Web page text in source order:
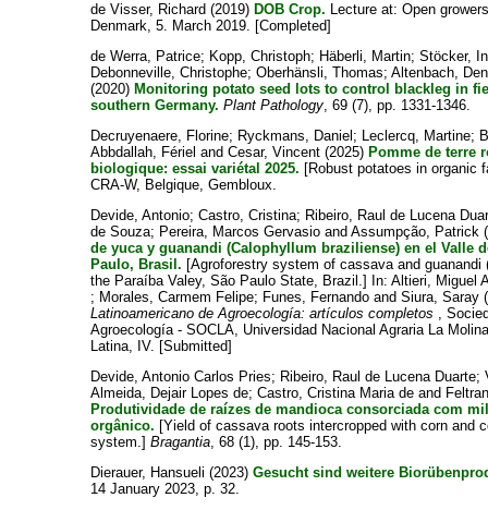
de Visser, Richard (2019) DOB Crop. Lecture at: Open
Denmark, 5. March 2019. [Completed]
de Werra, Patrice; Kopp, Christoph; Häberli, Martin;Stöcker,
Debonneville, Christophe;Oberhänsli, Thomas;Altenbach,
(2020) Monitoring potato seed lots to control blackleg in
southern Germany. Plant Pathology, 69 (7), pp. 1331-1346.
Decruyenaere, Florine; Ryckmans, Daniel ; Leclercq, Martine;
Abbdallah, Fériel andCesar, Vincent (2025) Pomme de terre
biologique: essai variétal 2025. [Robust potatoes in organic
CRA-W, Belgique, Gembloux.
Devide, Antonio;Castro, Cristina; Ribeiro, Raul de Lucena
de Souza; Pereira, Marcos Gervasio andAssumpção, Patrick
de yuca y guanandi (Calophyllum braziliense) en el Valle
Paulo, Brasil. [Agroforestry system of cassava and guanandi
the Paraíba Valey, São Paulo State, Brazil.] In:Altieri, Miguel
; Morales, Carmem Felipe; Funes, Fernando andSiura, Saray
Latinoamericano de Agroecología: artículos completos ,
Agroecología - SOCLA, Universidad Nacional Agraria La
Latina, IV. [Submitted]
Devide, Antonio Carlos Pries; Ribeiro, Raul de Lucena Duarte;
Almeida, Dejair Lopes de;Castro, Cristina Maria de and
Produtividade de raízes de mandioca consorciada com
orgânico. [Yield of cassava roots intercropped with corn and
system.]Bragantia, 68 (1), pp. 145-153.
Dierauer, Hansueli (2023)Gesucht sind weitere
14 January 2023, p. 32.